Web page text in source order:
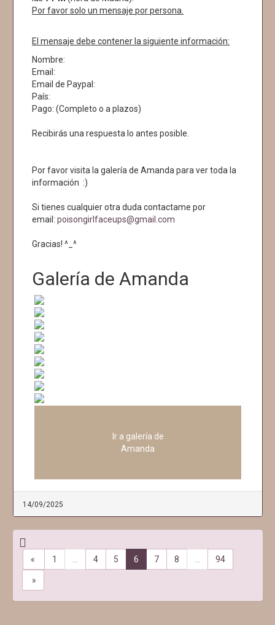
Por favor solo un mensaje por persona.
El mensaje debe contener la siguiente información:
Nombre:
Email:
Email de Paypal:
País:
Pago: (Completo o a plazos)
Recibirás una respuesta lo antes posible.
Por favor visita la galería de Amanda para ver toda la
información :)
Si tienes cualquier otra duda contactame por
email: poisongirlfaceups@gmail.com
Gracias! ^_^
Galería de Amanda
Ir a galería de
Amanda
14/09/2025
« 1 4 5 6 7 8 94
»